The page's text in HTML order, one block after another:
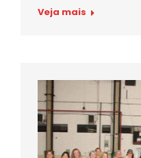
Veja mais